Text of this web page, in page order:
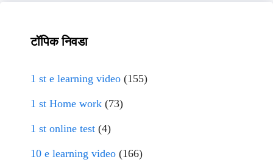
टॉपिक निवडा
1 st e learning video (155)
1 st Home work (73)
1 st online test (4)
10 e learning video (166)